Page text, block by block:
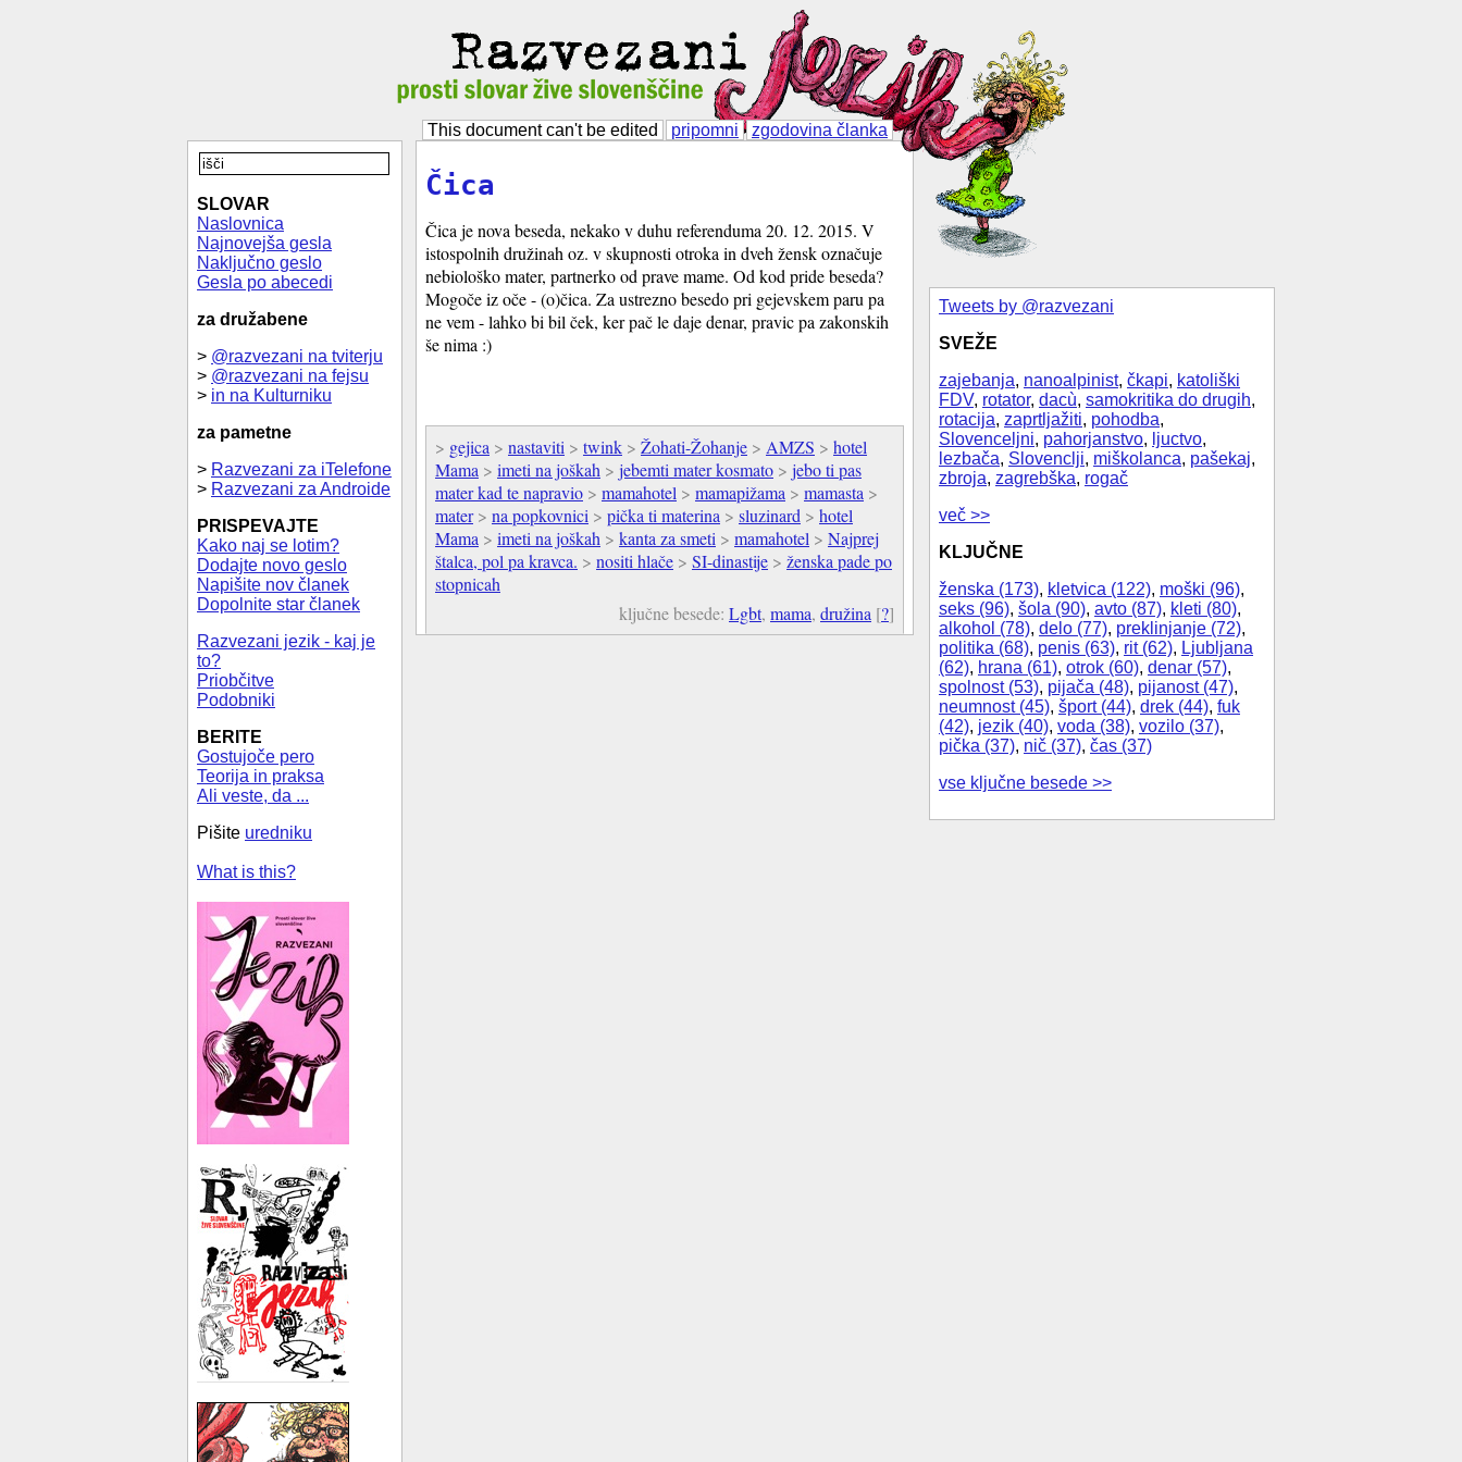
This document can't be edited pripomni zgodovina članka
Tweets by @razvezani
SVEŽE
zajebanja, nanoalpinist, čkapi, katoliški
FDV, rotator, dacù, samokritika do drugih,
rotacija, zaprtljažiti, pohodba,
Slovenceljni, pahorjanstvo, ljuctvo,
lezbača, Slovenclji, miškolanca, pašekaj,
zbroja, zagrebška, rogač
več >>
KLJUČNE
ženska (173), kletvica (122), moški (96),
seks (96), šola (90), avto (87), kleti (80),
alkohol (78), delo (77), preklinjanje (72),
politika (68), penis (63), rit (62), Ljubljana
(62), hrana (61), otrok (60), denar (57),
spolnost (53), pijača (48), pijanost (47),
neumnost (45), šport (44), drek (44), fuk
(42), jezik (40), voda (38), vozilo (37),
pička (37), nič (37), čas (37)
vse ključne besede >>
SLOVAR
Naslovnica
Najnovejša gesla
Naključno geslo
Gesla po abecedi
za družabene
> @razvezani na tviterju
> @razvezani na fejsu
> in na Kulturniku
za pametne
> Razvezani za iTelefone
> Razvezani za Androide
PRISPEVAJTE
Kako naj se lotim?
Dodajte novo geslo
Napišite nov članek
Dopolnite star članek
Razvezani jezik - kaj je
to?
Priobčitve
Podobniki
BERITE
Gostujoče pero
Teorija in praksa
Ali veste, da ...
Pišite uredniku
What is this?
Čica
Čica je nova beseda, nekako v duhu referenduma 20. 12. 2015. V
istospolnih družinah oz. v skupnosti otroka in dveh žensk označuje
nebiološko mater, partnerko od prave mame. Od kod pride beseda?
Mogoče iz oče - (o)čica. Za ustrezno besedo pri gejevskem paru pa
ne vem - lahko bi bil ček, ker pač le daje denar, pravic pa zakonskih
še nima :)
> gejica > nastaviti > twink > Žohati-Žohanje > AMZS > hotel
Mama > imeti na joškah > jebemti mater kosmato > jebo ti pas
mater kad te napravio > mamahotel > mamapižama > mamasta >
mater> na popkovnici > pička ti materina > sluzinard > hotel
Mama > imeti na joškah > kanta za smeti > mamahotel > Najprej
štalca, pol pa kravca. > nositi hlače > SI-dinastije > ženska pade po
stopnicah
ključne besede: Lgbt, mama, družina [?]